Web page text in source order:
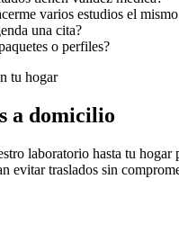
varios estudios el
una cita?
o perfiles?
tu hogar
a domicilio
laboratorio hasta tu hogar
evitar traslados sin